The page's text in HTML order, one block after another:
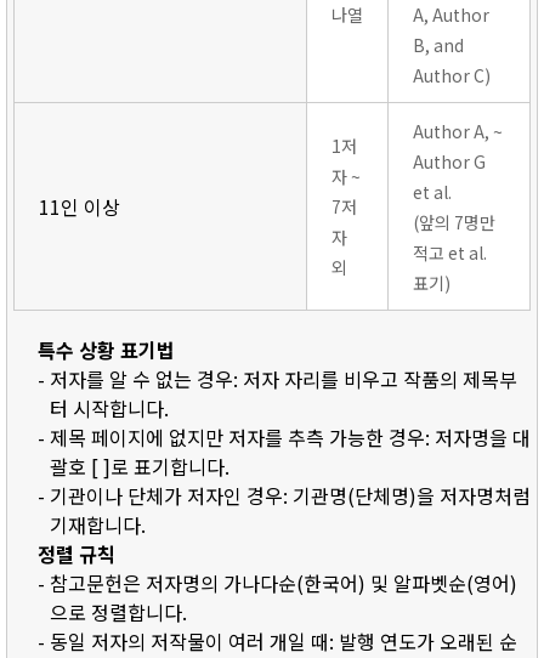
나열
A, Author
B, and
Author C)
11인 이상
1저
자 ~
7저
자
외
Author A, ~
Author G
et al.
(앞의 7명만
적고 et al.
표기)
특수 상황 표기법
- 저자를 알 수 없는 경우: 저자 자리를 비우고 작품의 제목부
터 시작합니다.
- 제목 페이지에 없지만 저자를 추측 가능한 경우: 저자명을 대
괄호 [ ]로 표기합니다.
- 기관이나 단체가 저자인 경우: 기관명(단체명)을 저자명처럼
기재합니다.
정렬 규칙
- 참고문헌은 저자명의 가나다순(한국어) 및 알파벳순(영어)
으로 정렬합니다.
- 동일 저자의 저작물이 여러 개일 때: 발행 연도가 오래된 순